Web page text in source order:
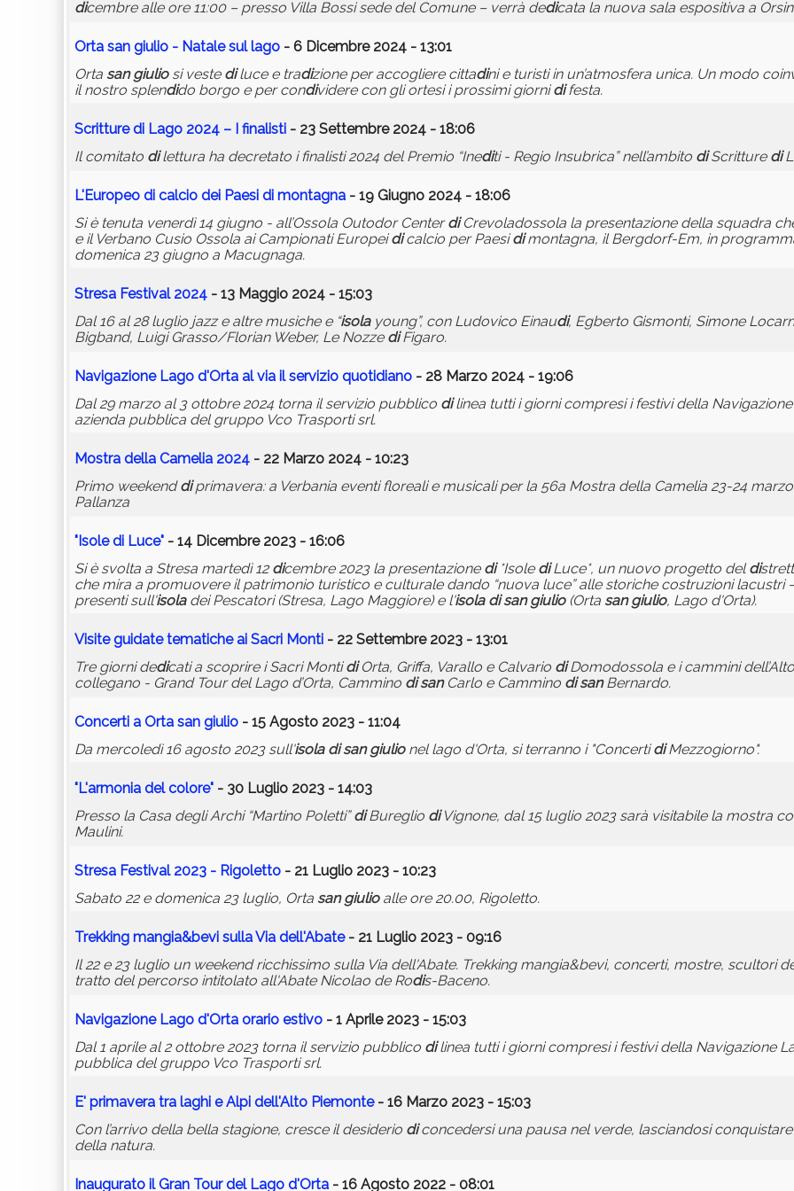
dicembre alle ore 11:00 – presso Villa Bossi sede del Comune – verrà dedicata la nuova sala espositiva a
Orta san giulio - Natale sul lago - 6 Dicembre 2024 - 13:01
Orta san giuliosi veste diluce e tradizione per accogliere cittadini e turisti in un’atmosfera unica. Un modo
il nostro splendido borgo e per condividere con gli ortesi i prossimi giornidifesta.
Scritturedi Lago 2024 – I finalisti - 23 Settembre 2024 - 18:06
Il comitato dilettura ha decretato i finalisti 2024 del Premio “Inediti - Regio Insubrica” nell’ambito diScritture di
L'Europeo di calcio dei Paesi di montagna - 19 Giugno 2024 - 18:06
Si è tenuta venerdì 14 giugno - all’Ossola Outodor CenterdiCrevoladossola la presentazione della squadra
e il Verbano Cusio Ossola ai Campionati Europeidicalcio per Paesidimontagna, il Bergdorf-Em, in
domenica 23 giugno a Macugnaga.
Stresa Festival 2024 - 13 Maggio 2024 - 15:03
Dal 16 al 28 luglio jazz e altre musiche e “isolayoung”, con Ludovico Einaudi, Egberto Gismonti, Simone
Bigband, Luigi Grasso/Florian Weber, Le Nozze diFigaro.
Navigazione Lago d'Orta al via il servizio quotidiano - 28 Marzo 2024 - 19:06
Dal 29 marzo al 3 ottobre 2024 torna il servizio pubblico dilinea tutti i giorni compresi i festivi della
azienda pubblica del gruppo Vco Trasporti srl.
Mostra della Camelia 2024 - 22 Marzo 2024 - 10:23
Primo weekenddiprimavera: a Verbania eventi floreali e musicali per la 56a Mostra della Camelia 23-24
Pallanza
"Isoledi Luce" - 14 Dicembre 2023 - 16:06
Si è svolta a Stresa martedì 12 dicembre 2023 la presentazione di*Isole diLuce*, un nuovo progetto deldi
che mira a promuovere il patrimonio turistico e culturale dando “nuova luce” alle storiche costruzioni lacustri
presenti sull'isoladei Pescatori (Stresa, Lago Maggiore) e l'isola di san giulio(Orta san giulio, Lago d'Orta).
Visite guidate tematiche ai Sacri Monti - 22 Settembre 2023 - 13:01
Tre giorni dedicati a scoprire i Sacri MontidiOrta, Griffa, Varallo e Calvario diDomodossola e i cammini
collegano - Grand Tour del Lago d’Orta, Cammino di sanCarlo e Cammino di sanBernardo.
Concerti a Orta san giulio - 15 Agosto 2023 - 11:04
Da mercoledì 16 agosto 2023 sull'isola di san giulionel lago d'Orta, si terranno i "ConcertidiMezzogiorno".
"L'armonia del colore" - 30 Luglio 2023 - 14:03
Presso la Casa degli Archi “Martino Poletti”diBureglio diVignone, dal 15 luglio 2023 sarà visitabile la mostra
Maulini.
Stresa Festival 2023 - Rigoletto - 21 Luglio 2023 - 10:23
Sabato 22 e domenica 23 luglio, Orta san giulioalle ore 20.00, Rigoletto.
Trekking mangia&bevi sulla Via dell'Abate- 21 Luglio 2023 - 09:16
Il 22 e 23 luglio un weekend ricchissimo sulla Via dell'Abate. Trekking mangia&bevi, concerti, mostre, scultori
tratto del percorso intitolato all'Abate Nicolao de Rodis-Baceno.
Navigazione Lago d'Orta orario estivo - 1 Aprile 2023 - 15:03
Dal 1 aprile al 2 ottobre 2023 torna il servizio pubblico dilinea tutti i giorni compresi i festivi della Navigazione
pubblica del gruppo Vco Trasporti srl.
E' primavera tra laghi e Alpi dell'Alto Piemonte- 16 Marzo 2023 - 15:03
Con l’arrivo della bella stagione, cresce il desiderio diconcedersi una pausa nel verde, lasciandosi
della natura.
Inaugurato il Gran Tour del Lago d'Orta - 16 Agosto 2022 - 08:01